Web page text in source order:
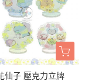
仙子 壓克力立牌